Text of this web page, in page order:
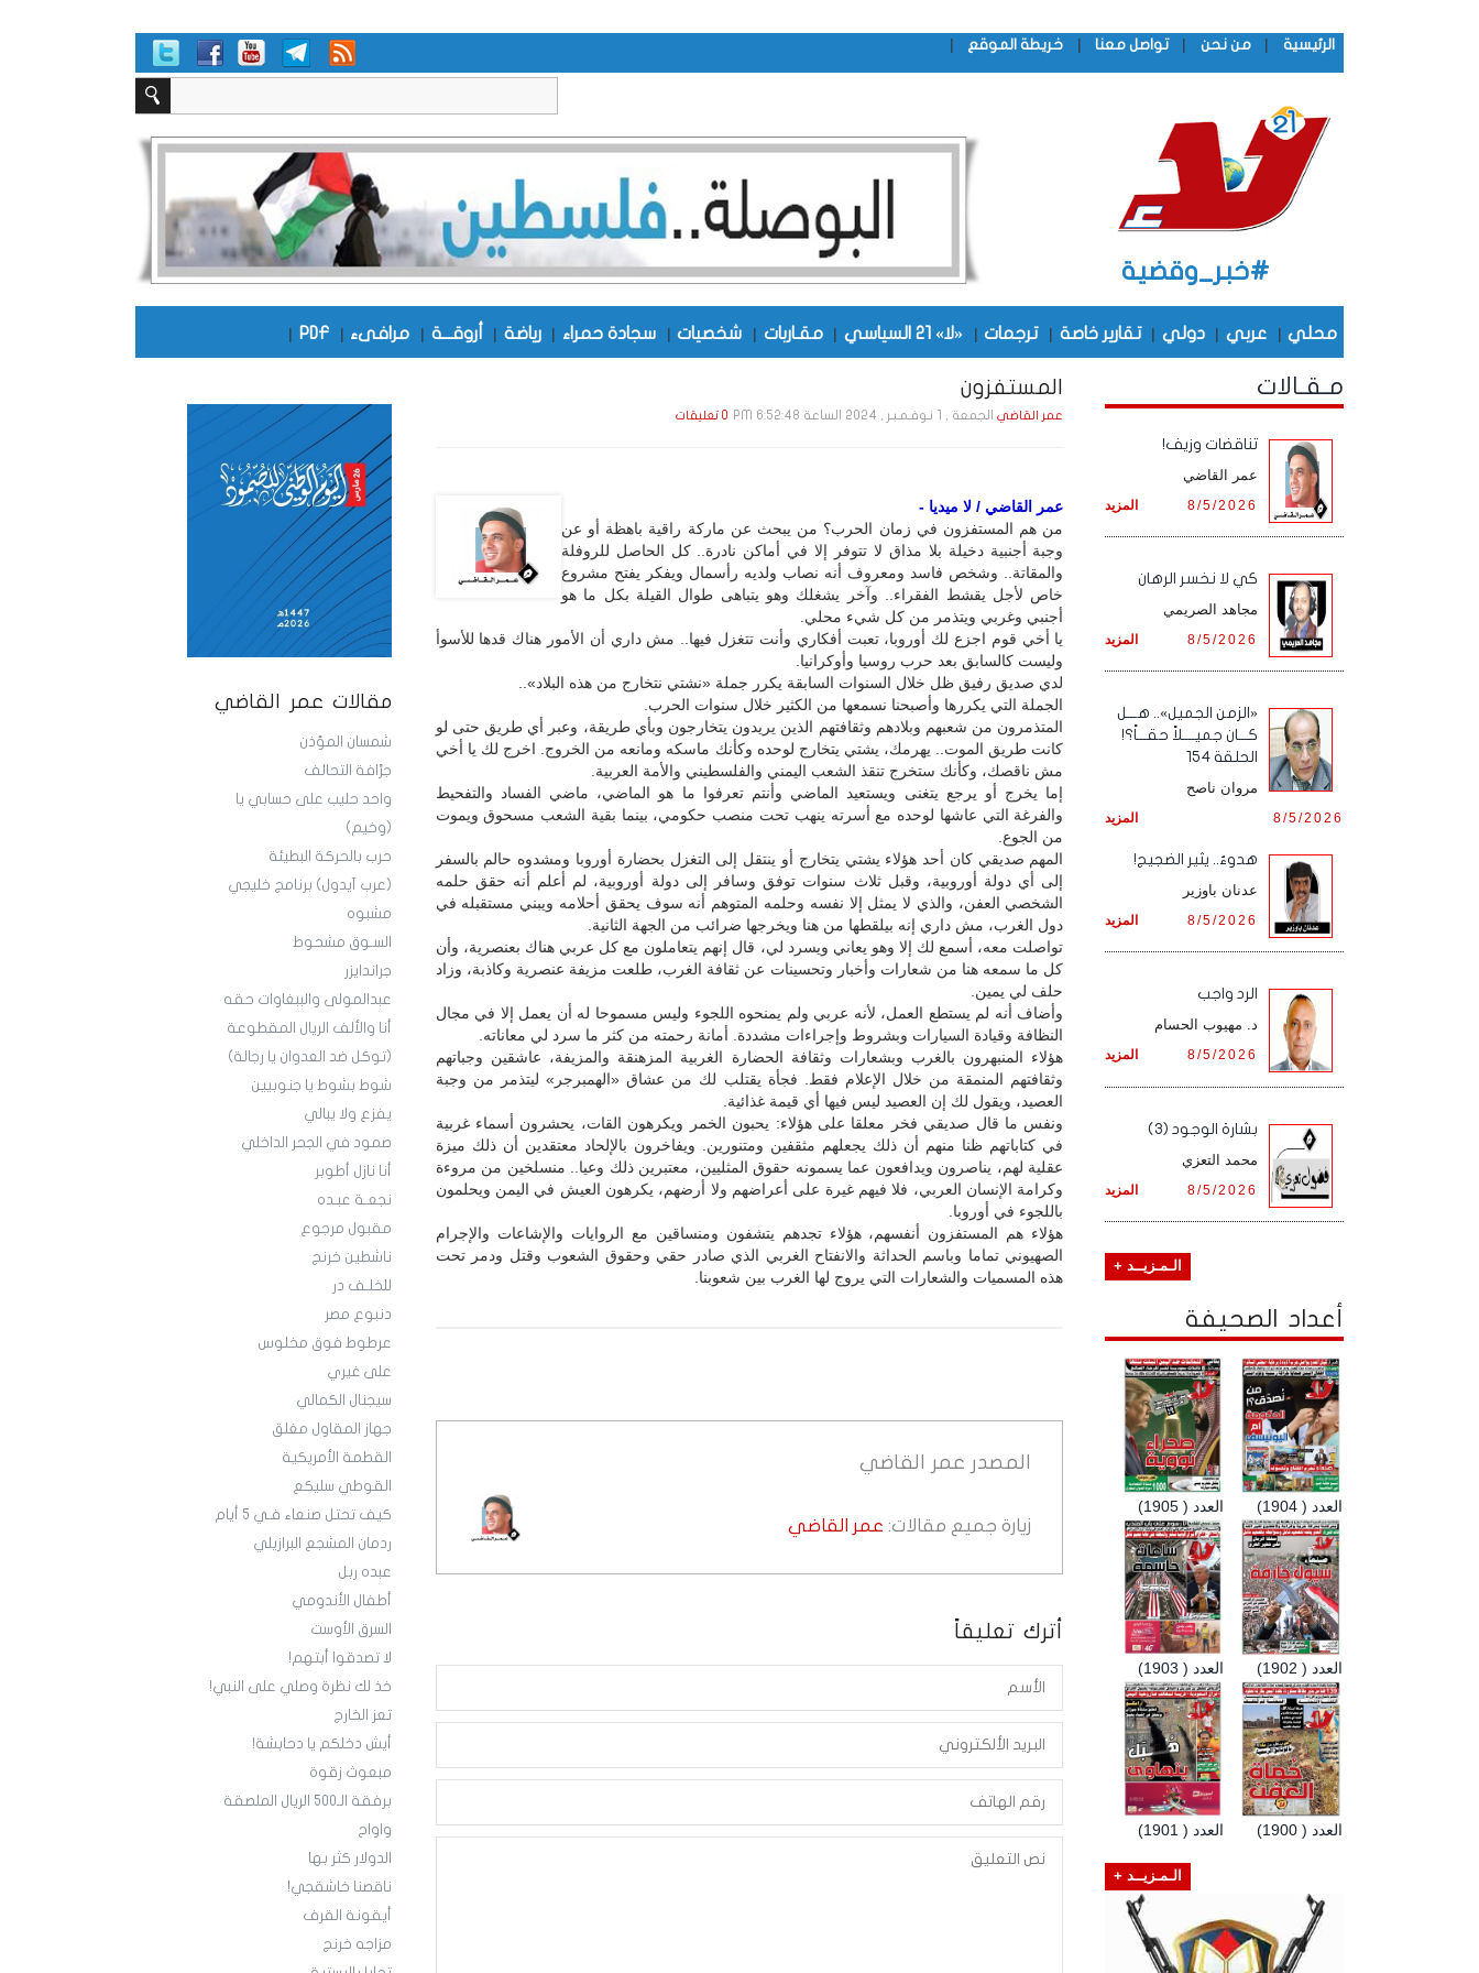
الرئيسية | من نحن | تواصل معنا | خريطة الموقع |
#خبر_وقضية
محلي | عربي | دولي | تقارير خاصة | ترجمات | «لا» 21 السياسي | مقـاربات | شخصيات | سجادة حمراء | رياضة | أروقـــة | مرافىء |
PDF
|
مقالات عمر القاضي
شمسان المؤذن
جرَّافة التحالف
واحد حليب على حسابي يا
(وخيم)
حرب بالحركة البطيئة
(عرب آيدول) برنامج خليجي
مشبوه
السـوق مشحوط
جراندايزر
عبدالمولى والببغاوات حقه
أنا والألف الريال المقطوعة
(توكل ضد العدوان يا رجالة)
شوط بشوط يا جنوبيين
يفزع ولا يبالي
صمود في الجحر الداخلي
أنا نازل أطوبر
نجعـة عبـده
مقبول مرجوع
ناشطين خرنج
للخلـف در
دنبوع مصر
عرطوط فوق مخلوس
على غيري
سيجنال الكمالي
جهاز المقاول مغلق
القطمة الأمريكية
القوطي سليكع
كيف تحتل صنعاء فـي 5 أيام
ردمان المشجع البرازيلي
عبده ربل
أطفال الأندومي
السرق الأوست
لا تصدقوا أبتهم!
خذ لك نظرة وصلي على النبي!
تعز الخارج
أيش دخلكم يا دحابشة!
مبعوث زقوة
برفقة الـ500 الريال الملصقة
واواح
الدولار كثر بها
ناقصنا خاشقجي!
أيقونة القرف
مزاجه خرنج
المستفزون
عمر القاضيالجمعة , 1 نـوفـمـبـر , 2024 الساعة 6:52:48 PM 0 تعليقات
عمر القاضي / لا ميديا -
من هم المستفزون في زمان الحرب؟ من يبحث عن ماركة راقية باهظة أو عن
وجبة أجنبية دخيلة بلا مذاق لا تتوفر إلا في أماكن نادرة.. كل الحاصل للروفلة
والمقاتة.. وشخص فاسد ومعروف أنه نصاب ولديه رأسمال ويفكر يفتح مشروع
خاص لأجل يقشط الفقراء.. وآخر يشغلك وهو يتباهى طوال القيلة بكل ما هو
أجنبي وغربي ويتذمر من كل شيء محلي.
يا أخي قوم اجزع لك أوروبا، تعبت أفكاري وأنت تتغزل فيها.. مش داري أن الأمور هناك قدها للأسوأ
وليست كالسابق بعد حرب روسيا وأوكرانيا.
لدي صديق رفيق ظل خلال السنوات السابقة يكرر جملة «نشتي نتخارج من هذه البلاد»..
الجملة التي يكررها وأصبحنا نسمعها من الكثير خلال سنوات الحرب.
المتذمرون من شعبهم وبلادهم وثقافتهم الذين يريدون يتخارجون وبأي طريقة، وعبر أي طريق حتى لو
كانت طريق الموت.. يهرمك، يشتي يتخارج لوحده وكأنك ماسكه ومانعه من الخروج. اخرج لك يا أخي
مش ناقصك، وكأنك ستخرج تنقذ الشعب اليمني والفلسطيني والأمة العربية.
إما يخرج أو يرجع يتغنى ويستعيد الماضي وأنتم تعرفوا ما هو الماضي، ماضي الفساد والتفحيط
والفرغة التي عاشها لوحده مع أسرته ينهب تحت منصب حكومي، بينما بقية الشعب مسحوق ويموت
من الجوع.
المهم صديقي كان أحد هؤلاء يشتي يتخارج أو ينتقل إلى التغزل بحضارة أوروبا ومشدوه حالم بالسفر
إلى أي دولة أوروبية، وقبل ثلاث سنوات توفق وسافر إلى دولة أوروبية، لم أعلم أنه حقق حلمه
الشخصي العفن، والذي لا يمثل إلا نفسه وحلمه المتوهم أنه سوف يحقق أحلامه ويبني مستقبله في
دول الغرب، مش داري إنه بيلقطها من هنا ويخرجها ضرائب من الجهة الثانية.
تواصلت معه، أسمع لك إلا وهو يعاني ويسرد لي، قال إنهم يتعاملون مع كل عربي هناك بعنصرية، وأن
كل ما سمعه هنا من شعارات وأخبار وتحسينات عن ثقافة الغرب، طلعت مزيفة عنصرية وكاذبة، وزاد
حلف لي يمين.
وأضاف أنه لم يستطع العمل، لأنه عربي ولم يمنحوه اللجوء وليس مسموحا له أن يعمل إلا في مجال
النظافة وقيادة السيارات وبشروط وإجراءات مشددة. أمانة رحمته من كثر ما سرد لي معاناته.
هؤلاء المنبهرون بالغرب وبشعارات وثقافة الحضارة الغربية المزهنقة والمزيفة، عاشقين وجباتهم
وثقافتهم المنمقة من خلال الإعلام فقط. فجأة يقتلب لك من عشاق «الهمبرجر» ليتذمر من وجبة
العصيد، ويقول لك إن العصيد ليس فيها أي قيمة غذائية.
ونفس ما قال صديقي فخر معلقا على هؤلاء: يحبون الخمر ويكرهون القات، يحشرون أسماء غربية
في كتاباتهم ظنا منهم أن ذلك يجعلهم مثقفين ومتنورين. ويفاخرون بالإلحاد معتقدين أن ذلك ميزة
عقلية لهم، يناصرون ويدافعون عما يسمونه حقوق المثليين، معتبرين ذلك وعيا.. منسلخين من مروءة
وكرامة الإنسان العربي، فلا فيهم غيرة على أعراضهم ولا أرضهم، يكرهون العيش في اليمن ويحلمون
باللجوء في أوروبا.
هؤلاء هم المستفزون أنفسهم، هؤلاء تجدهم يتشفون ومنساقين مع الروايات والإشاعات والإجرام
الصهيوني تماما وباسم الحداثة والانفتاح الغربي الذي صادر حقي وحقوق الشعوب وقتل ودمر تحت
هذه المسميات والشعارات التي يروج لها الغرب بين شعوبنا.
المصدر عمر القاضي
زيارة جميع مقالات: عمر القاضي
أترك تعليقاً
مـقـالات
تناقضات وزيف!
عمر القاضي
المزيد 8/5/2026
كي لا نخسر الرهان
مجاهد الصريمي
المزيد 8/5/2026
«الزمن الجميل».. هـــل
كـــان جميــــلاً حقـــاً؟!
الحلقة 154
مروان ناصح
المزيد 8/5/2026
هدوءٌ.. يثير الضجيج!
عدنان باوزير
المزيد 8/5/2026
الرد واجب
د. مهيوب الحسام
المزيد 8/5/2026
بشارة الوجود (3)
محمد التعزي
المزيد 8/5/2026
الـمـزيــد +
أعداد الصحيفة
العدد ( 1905) العدد ( 1904)
العدد ( 1903) العدد ( 1902)
العدد ( 1901) العدد ( 1900)
الـمـزيــد +